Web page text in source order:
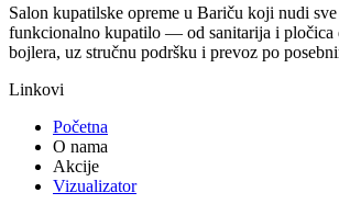
Salon kupatilske opreme u Bariču koji nudi
funkcionalno kupatilo — od sanitarija i pločica
bojlera, uz stručnu podršku i prevoz po
Linkovi
Početna
O nama
Akcije
Vizualizator